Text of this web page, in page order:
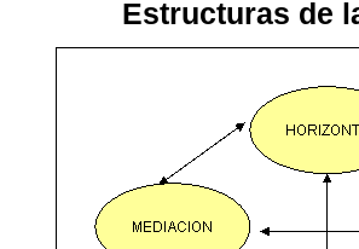
Estructuras de